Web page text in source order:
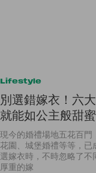
Lifestyle
別選錯嫁衣！六
就能如公主般甜蜜
現今的婚禮場地五花百
花園、城堡婚禮等等，
選嫁衣時，不時忽略了
厚重的嫁